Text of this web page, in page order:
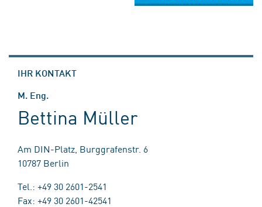
IHR KONTAKT
M. Eng.
Bettina Müller
Am DIN-Platz, Burggrafenstr. 6
10787 Berlin
Tel.: +49 30 2601-2541
Fax: +49 30 2601-42541